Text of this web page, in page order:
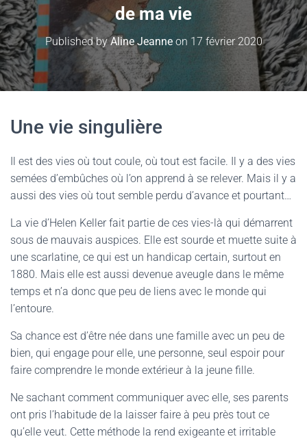
de ma vie
Published byAline Jeanneon 17 février 2020
Une vie singulière
Il est des vies où tout coule, où tout est facile. Il y a des vies
semées d’embûches où l’on apprend à se relever. Mais il y a
aussi des vies où tout semble perdu d’avance et pourtant…
La vie d’Helen Keller fait partie de ces vies-là qui démarrent
sous de mauvais auspices. Elle est sourde et muette suite à
une scarlatine, ce qui est un handicap certain, surtout en
1880. Mais elle est aussi devenue aveugle dans le même
temps et n’a donc que peu de liens avec le monde qui
l’entoure.
Sa chance est d’être née dans une famille avec un peu de
bien, qui engage pour elle, une personne, seul espoir pour
faire comprendre le monde extérieur à la jeune fille.
Ne sachant comment communiquer avec elle, ses parents
ont pris l’habitude de la laisser faire à peu près tout ce
qu’elle veut. Cette méthode la rend exigeante et irritable